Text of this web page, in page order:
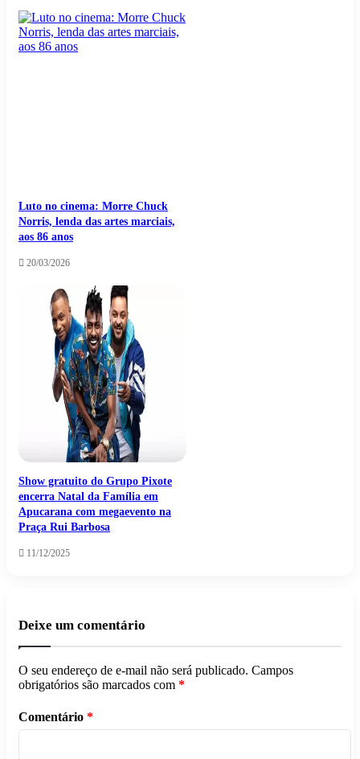
Luto no cinema: Morre Chuck
Norris, lenda das artes marciais,
aos 86 anos
20/03/2026
Show gratuito do Grupo Pixote
encerra Natal da Família em
Apucarana com megaevento na
Praça Rui Barbosa
11/12/2025
Deixe um comentário
O seu endereço de e-mail não será publicado. Campos
obrigatórios são marcados com *
Comentário *